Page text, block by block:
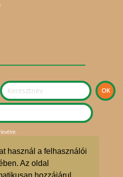
használ a felhasználói
Az oldal
hozzájárul,
2020.